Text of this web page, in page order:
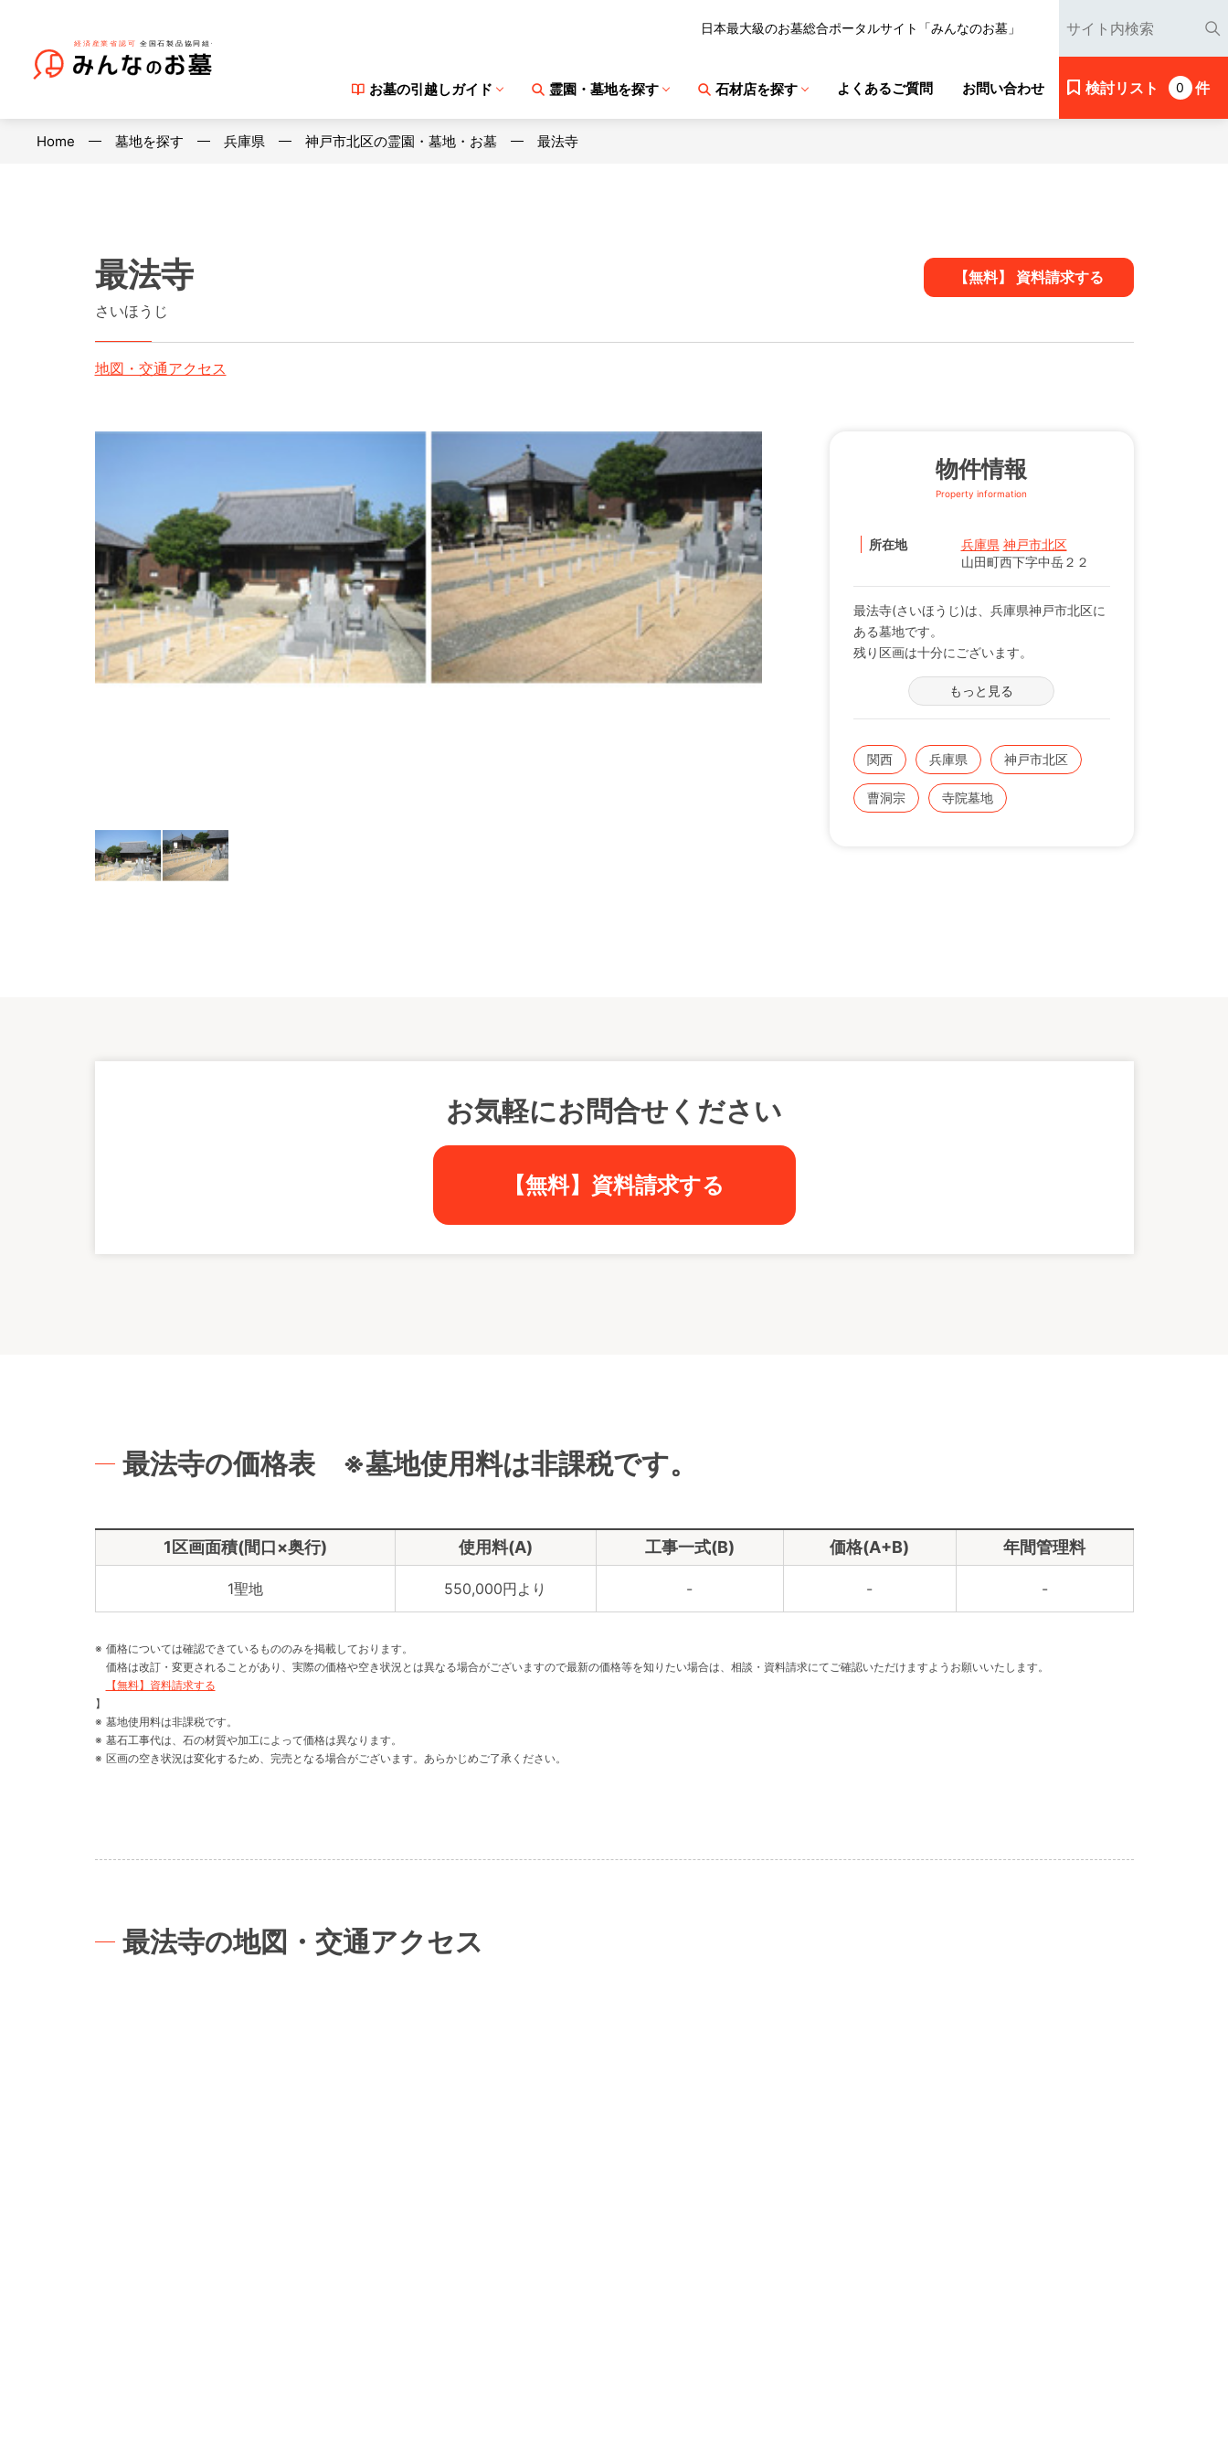
日本最大級のお墓総合ポータルサイト「みんなのお墓」
お墓の引越しガイド 霊園・墓地を探す 石材店を探す よくあるご質問 お問い合わせ 検討リスト 0 件
Home 墓地を探す 兵庫県 神戸市北区の霊園・墓地・お墓 最法寺
最法寺
さいほうじ
【無料】 資料請求する
地図・交通アクセス
物件情報
Property information
所在地 兵庫県 神戸市北区
山田町西下字中岳２２
最法寺(さいほうじ)は、兵庫県神戸市北区に
ある墓地です。
残り区画は十分にございます。
曹洞宗のお寺になり、入園は檀家様に限りま
もっと見る
関西 兵庫県 神戸市北区
曹洞宗 寺院墓地
お気軽にお問合せください
【無料】資料請求する
最法寺の価格表 ※墓地使用料は非課税です。
1区画面積(間口×奥行) 使用料(A) 工事一式(B) 価格(A+B) 年間管理料
1聖地 550,000円より - - -
価格については確認できているもののみを掲載しております。
価格は改訂・変更されることがあり、実際の価格や空き状況とは異なる場合がございますので最新の価格等を知りたい場合は、相談・資料請求にてご確認いただけますようお願いいたします。
【無料】資料請求する
】
墓地使用料は非課税です。
墓石工事代は、石の材質や加工によって価格は異なります。
区画の空き状況は変化するため、完売となる場合がございます。あらかじめご了承ください。
最法寺の地図・交通アクセス